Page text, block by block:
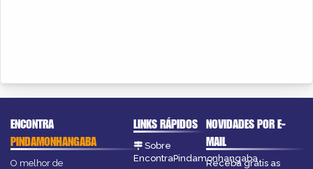
ENCONTRA
PINDAMONHANGABA
O melhor de
LINKS RÁPIDOS
Sobre
EncontraPindamonhangaba
NOVIDADES POR E-
MAIL
Receba grátis as